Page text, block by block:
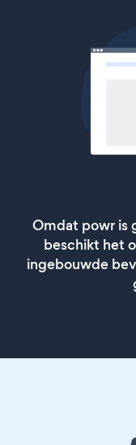
Omdat powr is
beschikt het
ingebouwde